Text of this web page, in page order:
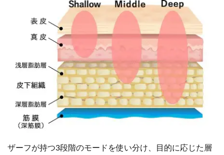
ザーフが持つ3段階のモードを使い分け、目的に応じた層